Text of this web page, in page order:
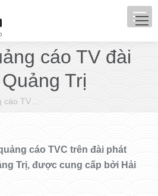
cáo TV đài
Trị
cáo TV…
cáo TVC trên đài phát
Trị, được cung cấp bởi Hải